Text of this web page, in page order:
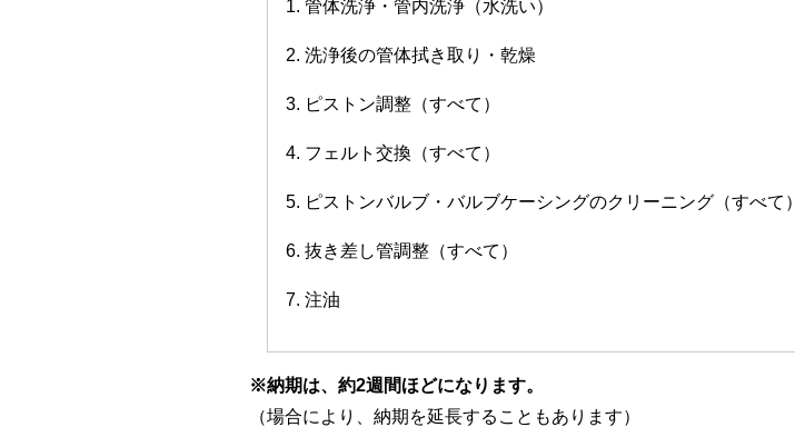
1. 管体洗浄・管内洗浄（水洗い）
2. 洗浄後の管体拭き取り・乾燥
3. ピストン調整（すべて）
4. フェルト交換（すべて）
5. ピストンバルブ・バルブケーシングのクリーニング（すべて）
6. 抜き差し管調整（すべて）
7. 注油
※納期は、約2週間ほどになります。
（場合により、納期を延長することもあります）